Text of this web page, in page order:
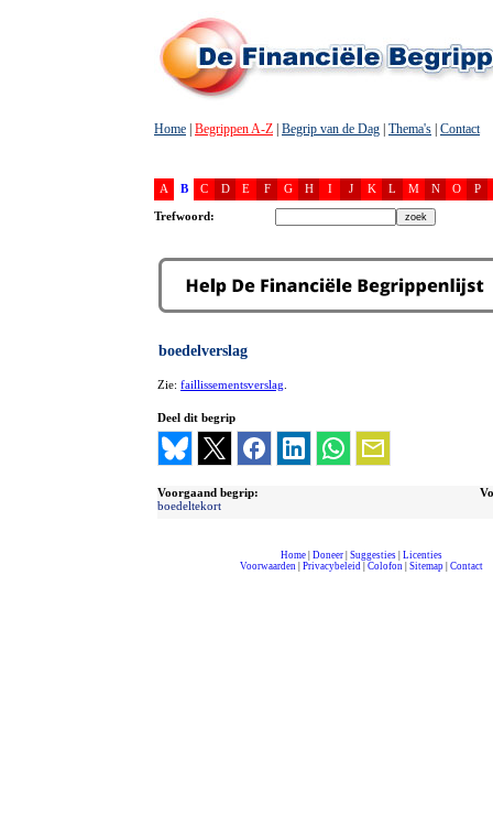
Home Begrippen A-Z Begrip van de Dag Thema's Contact
A B C D E F G H I J K L M N O P
Trefwoord:
boedelverslag
Zie: faillissementsverslag
Deel dit begrip
Voorgaand begrip:
boedeltekort
Home| Doneer| Suggesties| Licenties
Voorwaarden| Privacybeleid| Colofon| Sitemap| Contact